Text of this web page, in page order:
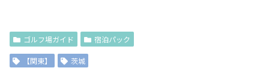
ゴルフ場ガイド 宿泊パック
【関東】 茨城